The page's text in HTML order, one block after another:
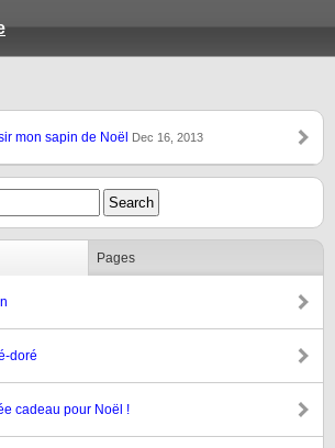
mon sapin de Noël Dec 16, 2013
Pages
doré
cadeau pour Noël !